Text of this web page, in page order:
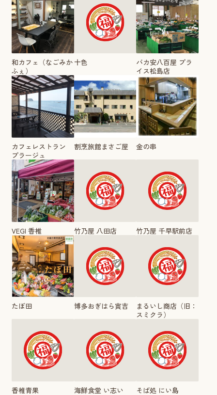
和カフェ（なごみか
ふぇ）
十色
バカ安八百屋 プラ
イス松島店
カフェレストラン
プラージュ
割烹旅館まさご屋 金の串
VEGI 香椎 竹乃屋 八田店 竹乃屋 千早駅前店
たぼ田 博多おぎはら寅吉
まるいし商店（旧：
スミクラ）
香椎青果
海鮮食堂 い志い
そば処 にい島